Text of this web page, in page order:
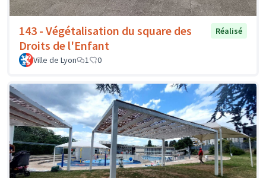
143 - Végétalisation du square des
Droits de l'Enfant
Réalisé
Ville de Lyon 1 0